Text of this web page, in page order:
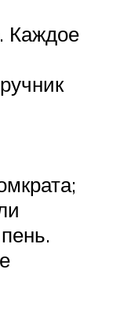
Каждое